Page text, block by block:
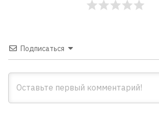
Подписаться